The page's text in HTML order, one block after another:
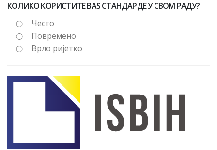
КОЛИКО КОРИСТИТЕ BAS СТАНДАРДЕ У СВОМ РАДУ?
Често
Повремено
Врло ријетко